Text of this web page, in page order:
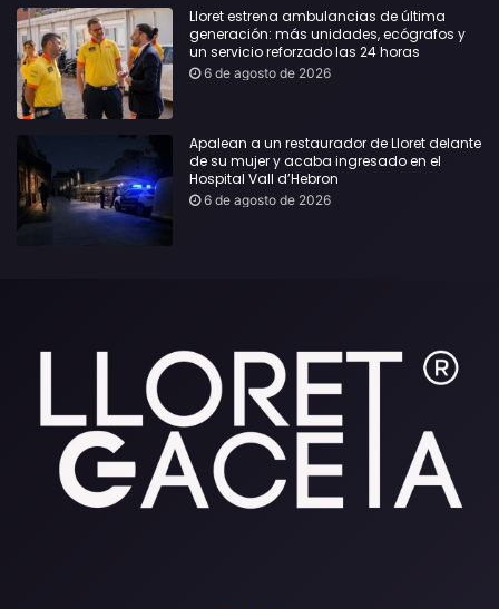
Lloret estrena ambulancias de última
generación: más unidades, ecógrafos y
un servicio reforzado las 24 horas
6 de agosto de 2026
Apalean a un restaurador de Lloret delante
de su mujer y acaba ingresado en el
Hospital Vall d’Hebron
6 de agosto de 2026